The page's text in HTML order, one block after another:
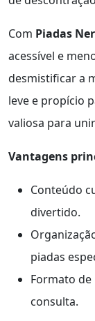
Com Piadas
acessível e
desmistificar a
leve e propício
valiosa para
Vantagens
Conteúdo
divertido.
piadas
Formato
consulta.